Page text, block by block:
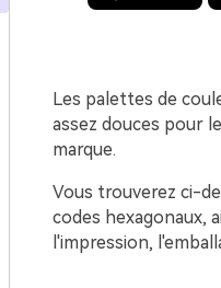
Les palettes de
assez douces pour
marque.
Vous trouverez ci-
codes hexagonaux,
l'impression,